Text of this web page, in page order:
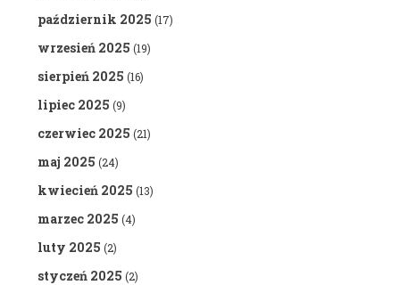
październik 2025 (17)
wrzesień 2025 (19)
sierpień 2025 (16)
lipiec 2025 (9)
czerwiec 2025 (21)
maj 2025 (24)
kwiecień 2025 (13)
marzec 2025 (4)
luty 2025 (2)
styczeń 2025 (2)